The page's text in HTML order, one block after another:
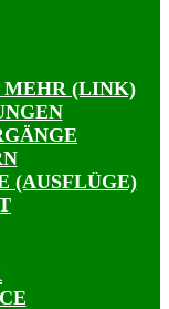
MEHR (LINK)
(AUSFLÜGE)